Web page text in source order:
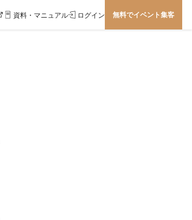
資料・マニュアル ログイン 無料でイベント集客